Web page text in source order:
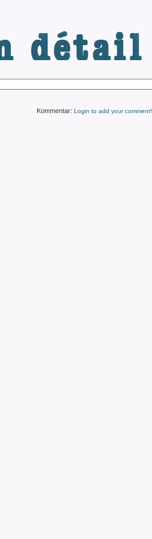
Kommentar: Login to add your comment!